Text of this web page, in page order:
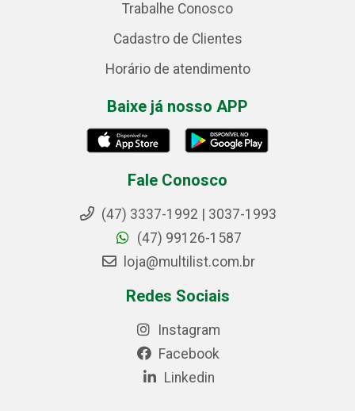
Trabalhe Conosco
Cadastro de Clientes
Horário de atendimento
Baixe já nosso APP
Fale Conosco
(47) 3337-1992 | 3037-1993
(47) 99126-1587
loja@multilist.com.br
Redes Sociais
Instagram
Facebook
Linkedin